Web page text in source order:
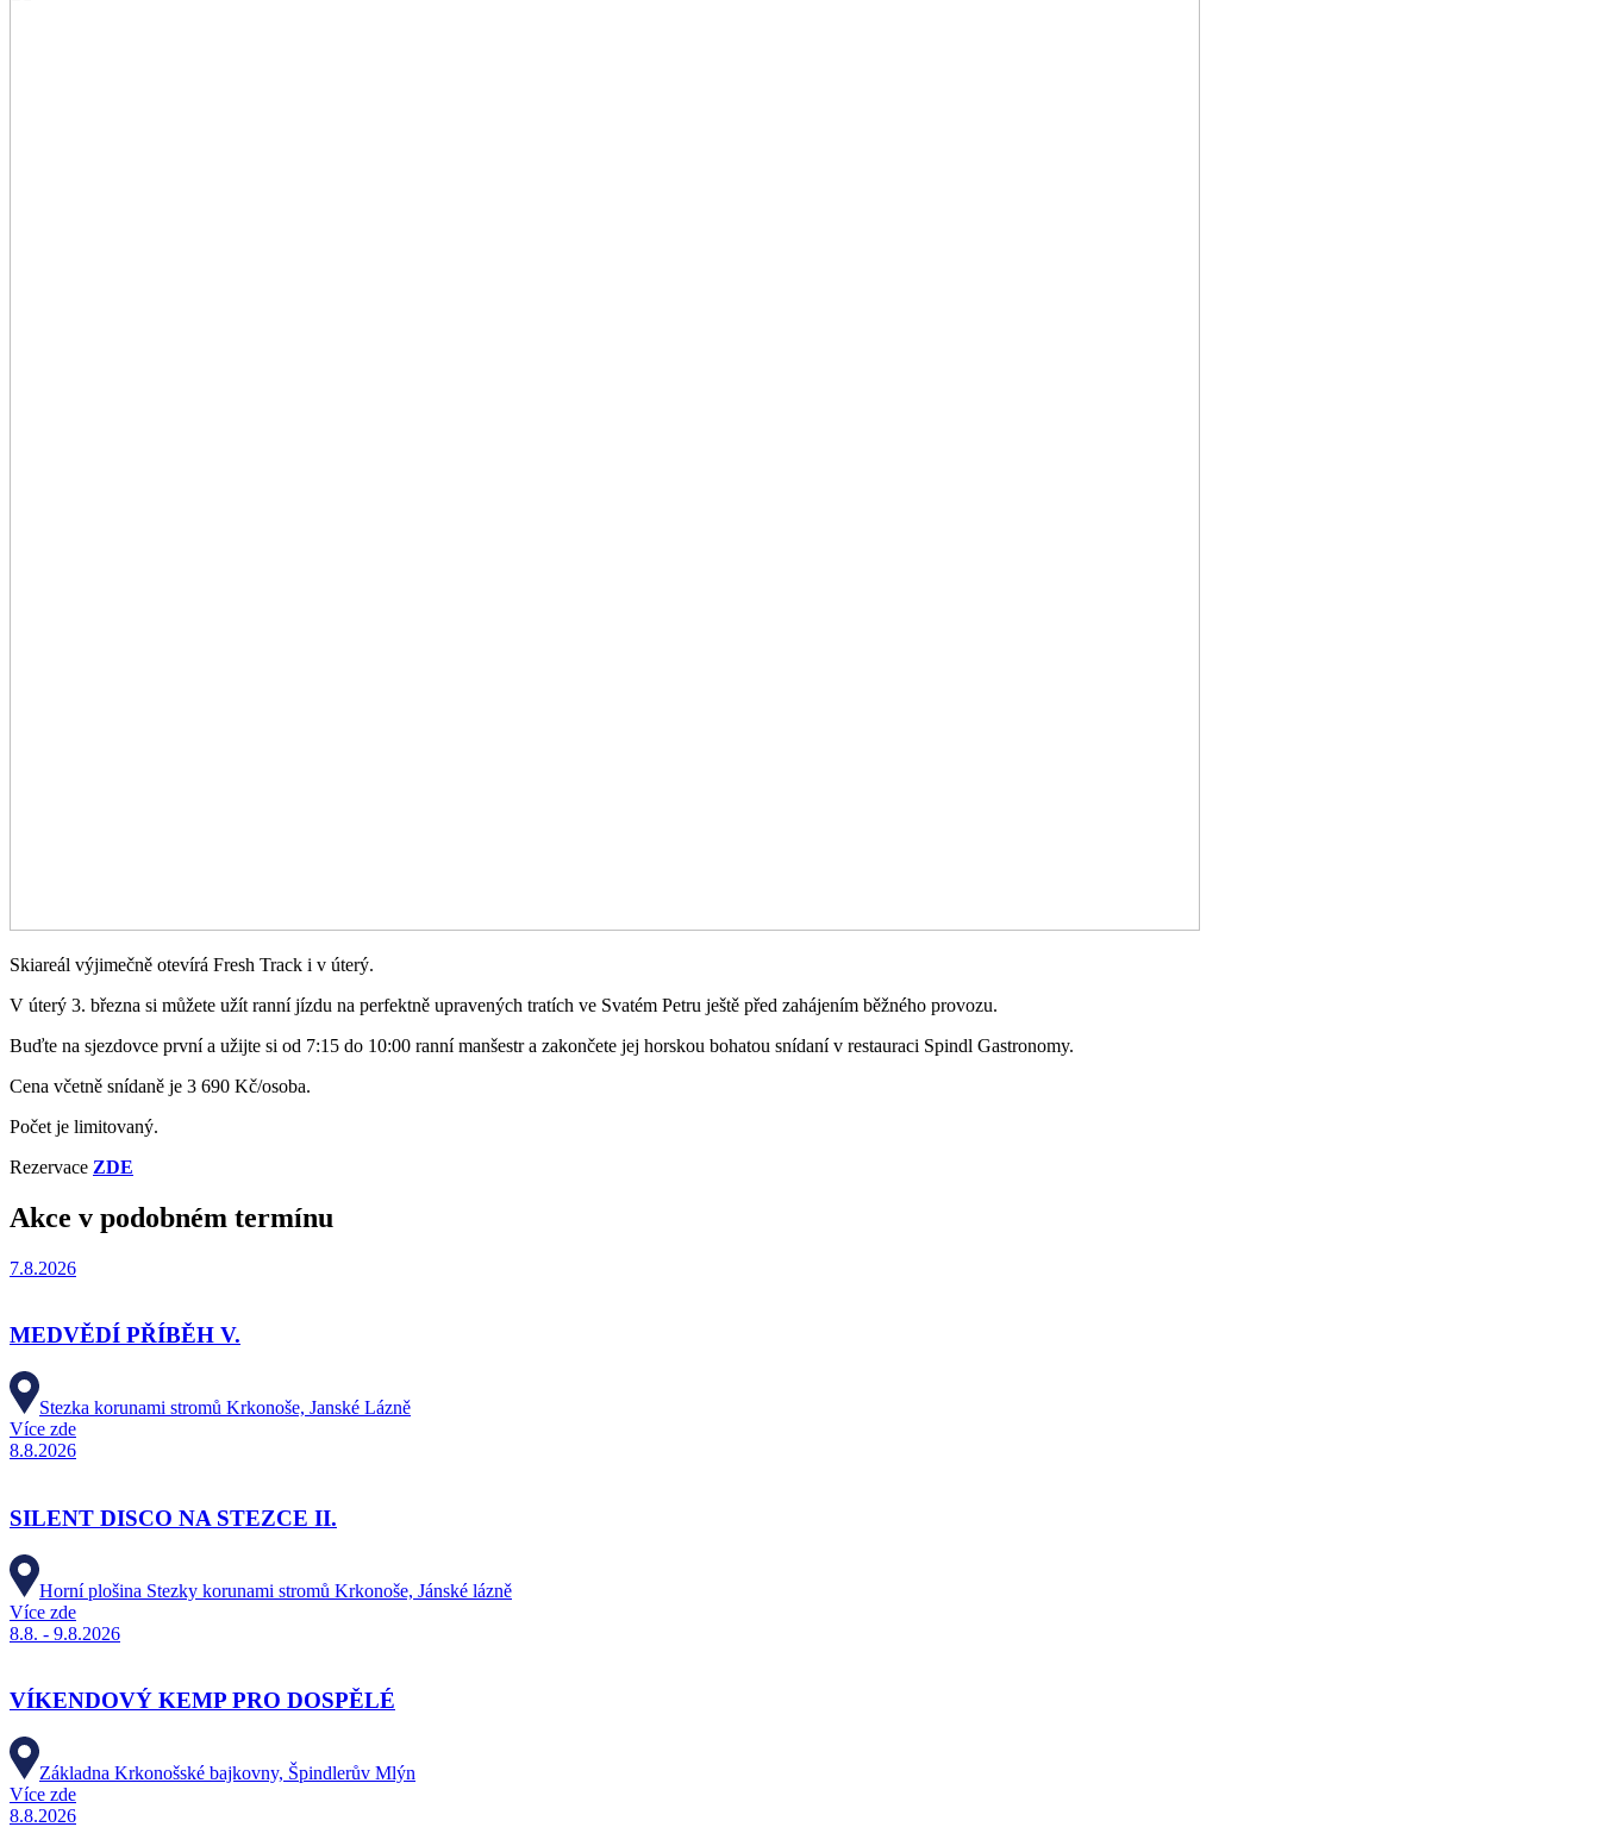
Skiareál výjimečně otevírá Fresh Track i v úterý.
V úterý 3. března si můžete užít ranní jízdu na perfektně upravených tratích ve Svatém Petru ještě před zahájením běžného provozu.
Buďte na sjezdovce první a užijte si od 7:15 do 10:00 ranní manšestr a zakončete jej horskou bohatou snídaní v restauraci Spindl Gastronomy.
Cena včetně snídaně je 3 690 Kč/osoba.
Počet je limitovaný.
Rezervace ZDE
Akce v podobném termínu
7.8.2026
MEDVĚDÍ PŘÍBĚH V.
Stezka korunami stromů Krkonoše, Janské Lázně
Více zde
8.8.2026
SILENT DISCO NA STEZCE II.
Horní plošina Stezky korunami stromů Krkonoše, Jánské lázně
Více zde
8.8. - 9.8.2026
VÍKENDOVÝ KEMP PRO DOSPĚLÉ
Základna Krkonošské bajkovny, Špindlerův Mlýn
Více zde
8.8.2026